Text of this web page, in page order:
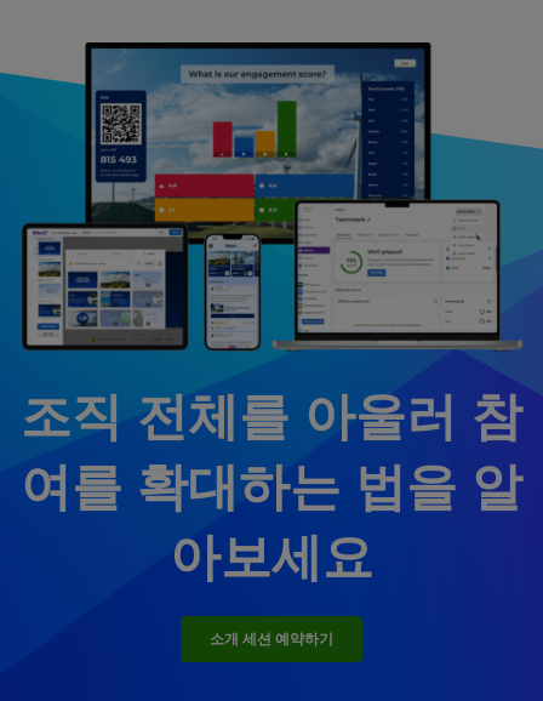
조직 전체를 아울러 참
여를 확대하는 법을 알
아보세요
소개 세션 예약하기